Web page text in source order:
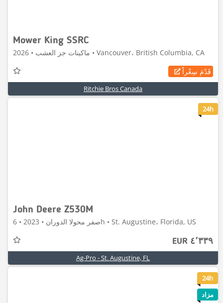
Mower King SSRC
ماكينات جز العشب • 2026 • Vancouver، British Columbia, CA
قَدّمَ سِعْراً
Ritchie Bros Canada
5
John Deere Z530M
صفر محولا الدوران • 2023 • 6h • St. Augustine، Florida, US
٤٬٣٣٩ EUR
Ag-Pro - St. Augustine, FL
24h
8
24h
مزاد